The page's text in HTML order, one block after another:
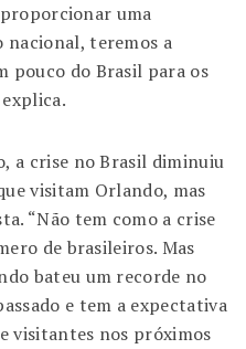
uma
nacional, teremos a
pouco do Brasil para os
a crise no Brasil diminuiu
visitam Orlando, mas
“Não tem como a crise
de brasileiros. Mas
bateu um recorde no
e tem a expectativa
visitantes nos próximos